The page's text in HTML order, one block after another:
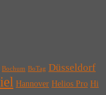
Bochum BoTag Düsseldorf
Hannover Helios Pro Hi